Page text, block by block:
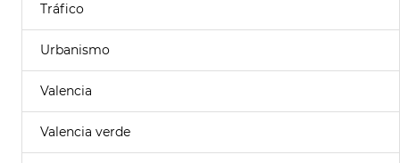
Tráfico
Urbanismo
Valencia
Valencia verde